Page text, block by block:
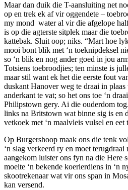
Maar dan duik die T-aansluiting net
op en trek ek af vir oggendete –
my mond water al vir die afgelope
is op die agterste sitplek maar die
kattebak. Sluit oop; niks. “Mart hoe
mooi bont blik met ‘n toeknipdeksel
so ‘n blik en nog ander goed in jou
Totsiens toebroodjies; ten minste is
maar stil want ek het die eerste fout
duskant Hanover weg te draai in
anderkant te vat; so het ons toe ‘n
Philipstown gery. Ai die ouderdom
links na Britstown wat binne sig is en
vetkoek met ‘n maalvleis vulsel en eet
Op Burgershoop maak ons die tenk
‘n slag verkeerd ry en moet
aangekom luister ons fyn na die Here
moeite ‘n bekende koerierdiens in ‘n
skootrekenaar wat vir ons span in
kan versend.